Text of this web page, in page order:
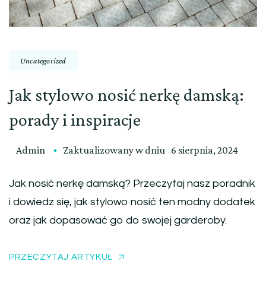
Uncategorized
Jak stylowo nosić nerkę damską:
porady i inspiracje
Admin Zaktualizowany w dniu 6 sierpnia, 2024
Jak nosić nerkę damską? Przeczytaj nasz poradnik
i dowiedz się, jak stylowo nosić ten modny dodatek
oraz jak dopasować go do swojej garderoby.
PRZECZYTAJ ARTYKUŁ